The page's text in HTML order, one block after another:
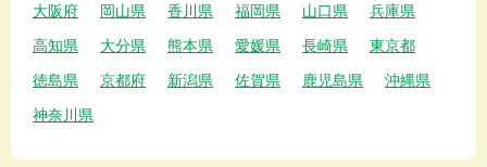
大阪府 岡山県 香川県 福岡県 山口県
兵庫県
高知県
大分県 熊本県 愛媛県 長崎県
東京都
徳島県
京都府 新潟県 佐賀県 鹿児島県
沖縄県
神奈川県